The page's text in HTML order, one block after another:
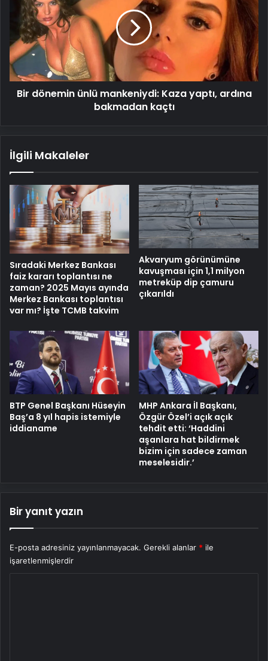
ünlü
mankeniydi:
Kaza
yaptı,
ardına
bakmadan
kaçtı
Bir dönemin ünlü mankeniydi: Kaza yaptı, ardına
bakmadan kaçtı
İlgili Makaleler
Sıradaki Merkez Bankası
faiz kararı toplantısı ne
zaman? 2025 Mayıs ayında
Merkez Bankası toplantısı
var mı? İşte TCMB takvim
Akvaryum görünümüne
kavuşması için 1,1 milyon
metreküp dip çamuru
çıkarıldı
BTP Genel Başkanı Hüseyin
Baş’a 8 yıl hapis istemiyle
iddianame
MHP Ankara İl Başkanı,
Özgür Özel’i açık açık
tehdit etti: ‘Haddini
aşanlara hat bildirmek
bizim için sadece zaman
meselesidir.’
Bir yanıt yazın
E-posta adresiniz yayınlanmayacak. Gerekli alanlar * ile
işaretlenmişlerdir